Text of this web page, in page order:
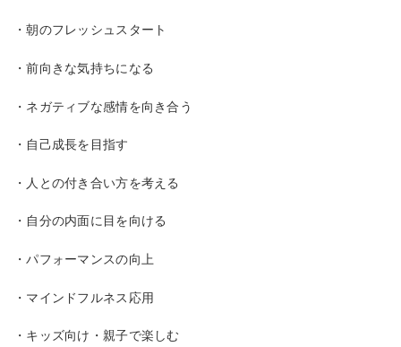
・朝のフレッシュスタート
・前向きな気持ちになる
・ネガティブな感情を向き合う
・自己成長を目指す
・人との付き合い方を考える
・自分の内面に目を向ける
・パフォーマンスの向上
・マインドフルネス応用
・キッズ向け・親子で楽しむ